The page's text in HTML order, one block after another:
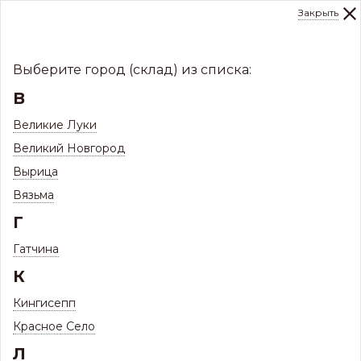
291-000
Закрыть
Выберите город (склад) из списка:
В
Великие Луки
Великий Новгород
Вырица
Вязьма
Г
Гатчина
К
Кингисепп
Красное Село
Л